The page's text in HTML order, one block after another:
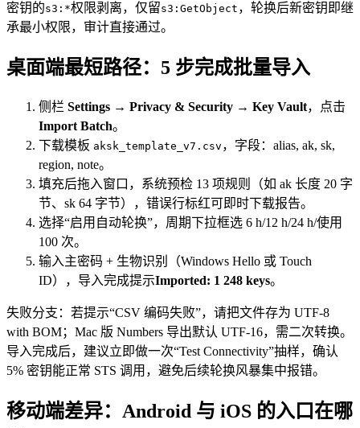
密钥的s3:*权限剥离，仅留s3:GetObject ，轮换后新密钥即继
承最小权限，审计直接通过。
桌面端最短路径：5 步完成批量导入
侧栏 Settings → Privacy & Security → Key Vault，点击
Import Batch。
下载模板 aksk_template_v7.csv ，字段：alias, ak, sk,
region, note。
填充后拖入窗口，系统预检 13 项规则（如 ak 长度 20 字
节、sk 64 字节），错误行标红可即时下载报告。
选择“启用自动轮换”，周期下拉框选 6 h/12 h/24 h/使用
100 次。
输入主密码 + 生物识别（Windows Hello 或 Touch
ID），导入完成提示Imported: 1 248 keys。
失败分支：若提示“CSV 编码失败”，请把文件存为 UTF-8
with BOM；Mac 版 Numbers 导出默认 UTF-16，需二次转换。
导入完成后，建议立即做一次“Test Connectivity”抽样，确认
5% 密钥能正常 STS 调用，避免后续轮换风暴集中报错。
移动端差异：Android 与 iOS 的入口在哪